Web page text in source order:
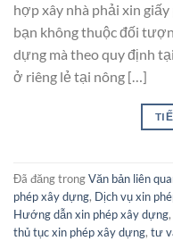
hợp xây nhà phải xin
bạn không thuộc đối
dựng mà theo quy định
ở riêng lẻ tại nông […]
Đã đăng trongVăn bản liên
phép xây dựng, Dịch vụ xin
Hướng dẫn xin phép xây dựng,
thủ tục xin phép xây dựng, tư